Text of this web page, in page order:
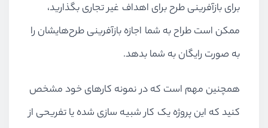
برای بازآفرینی طرح برای اهداف غیر تجاری بگذارید،
ممکن است طراح به شما اجازه بازآفرینی طرح‌هایشان را
به صورت رایگان به شما بدهد.
همچنین مهم است که در نمونه کارهای خود مشخص
کنید که این پروژه یک کار شبیه سازی شده یا تفریحی از